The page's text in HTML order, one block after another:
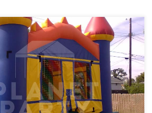
Renta Precio de Renta 1 Jumper $150.00
San Fernando Valley | Van Nuys | Panorama
| San Fernando Valley | Santa Clarita |